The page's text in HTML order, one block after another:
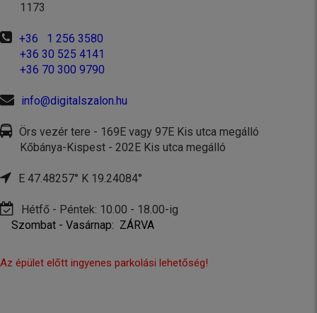
1173
+36 1 256 3580
+36 30 525 4141
+36 70 300 9790
info@digitalszalon.hu
Örs vezér tere - 169E vagy 97E Kis utca megálló
Kőbánya-Kispest - 202E Kis utca megálló
E 47.48257° K 19.24084°
Hétfő - Péntek: 10.00 - 18.00-ig
Szombat - Vasárnap: ZÁRVA
Az épület előtt ingyenes parkolási lehetőség!